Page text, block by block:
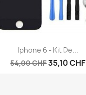
Anteprima
Iphone 6 - Kit De...
54,00 CHF35,10 CHF